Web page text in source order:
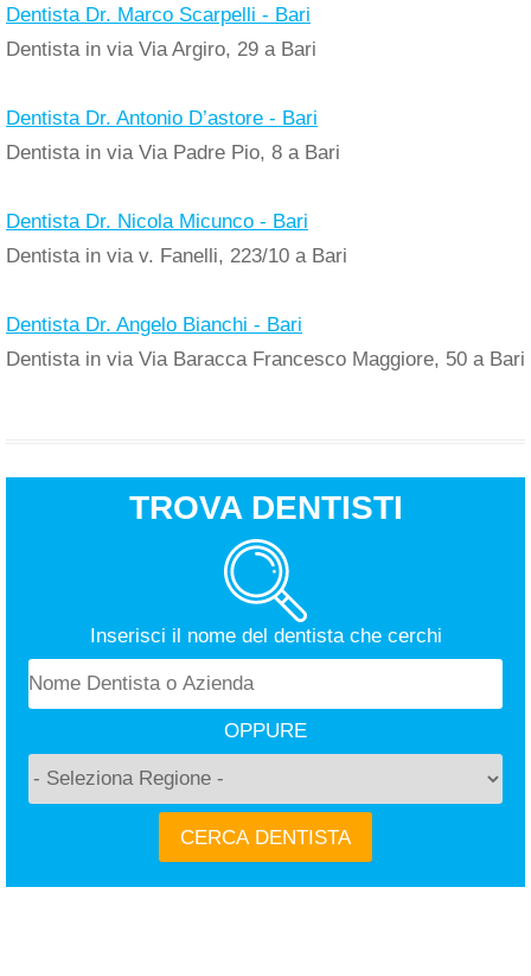
Dentista Dr. Marco Scarpelli - Bari
Dentista in via Via Argiro, 29 a Bari
Dentista Dr. Antonio D’astore - Bari
Dentista in via Via Padre Pio, 8 a Bari
Dentista Dr. Nicola Micunco - Bari
Dentista in via v. Fanelli, 223/10 a Bari
Dentista Dr. Angelo Bianchi - Bari
Dentista in via Via Baracca Francesco Maggiore, 50 a Bari
TROVA DENTISTI
Inserisci il nome del dentista che cerchi
OPPURE